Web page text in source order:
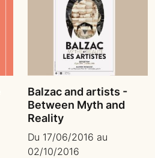
Balzac and artists -
Between Myth and
Reality
Du 17/06/2016 au
02/10/2016